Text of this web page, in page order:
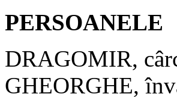
PERSOANELE
DRAGOMIR,
GHEORGHE,